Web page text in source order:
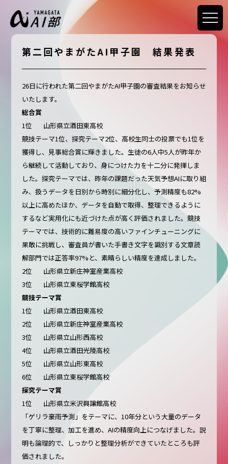
第二回やまがたAI甲子園 結果発表
26日に行われた第二回やまがたAI甲子園の審査結果をお知らせ
いたします。
総合賞
1位 山形県立酒田東高校
競技テーマ1位、探究テーマ2位、高校生同士の投票でも1位を
獲得し、見事総合賞に輝きました。生徒の6人中5人が昨年か
ら継続して活動しており、身につけた力を十二分に発揮しま
した。探究テーマでは、昨年の課題だった天気予想AIに取り組
み、扱うデータを日別から時別に細分化し、予測精度も82%
以上に高めたほか、データを自動で取得、整理できるように
するなど実用化にも近づけた点が高く評価されました。競技
テーマでは、技術的に難易度の高いファインチューニングに
果敢に挑戦し、審査員が書いた手書き文字を識別する文章読
解部門では正答率97%と、素晴らしい精度を達成しました。
2位 山形県立新庄神室産業高校
3位 山形県立東桜学館高校
競技テーマ賞
1位 山形県立酒田東高校
2位 山形県立新庄神室産業高校
3位 山形県立山形西高校
4位 山形県立酒田光陵高校
5位 山形県立山形東高校
6位 山形県立東桜学館高校
探究テーマ賞
1位 山形県立米沢興譲館高校
「ゲリラ豪雨予測」をテーマに、10年分という大量のデータ
を丁寧に整理、加工を進め、AIの精度向上につなげました。説
明も論理的で、しっかりと整理分析ができていたところも評
価されました。